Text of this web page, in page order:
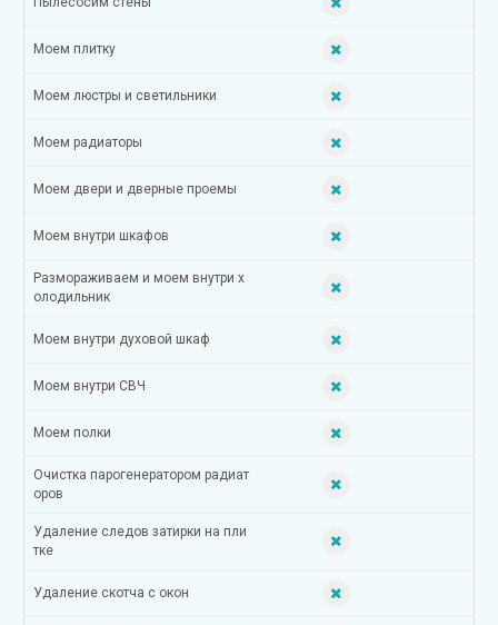
Моем плитку
Моем люстры и светильники
Моем радиаторы
Моем двери и дверные проемы
Моем внутри шкафов
Размораживаем и моем внутри х
олодильник
Моем внутри духовой шкаф
Моем внутри СВЧ
Моем полки
Очистка парогенератором радиат
оров
Удаление следов затирки на пли
тке
Удаление скотча с окон